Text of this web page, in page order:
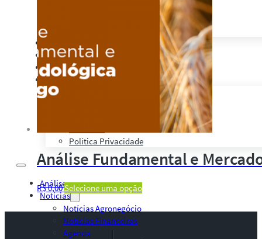
Palestras, Cursos e Treinamentos
Pesquisas e Estudos Técnicos
Anuncie
Contato
Institucional
Política Privacidade
Análises
Notícias
Notícias Agronegócio
Notícias Financeiras
Agenda
Análise Fundamental e
R$0,00Selecione uma opção